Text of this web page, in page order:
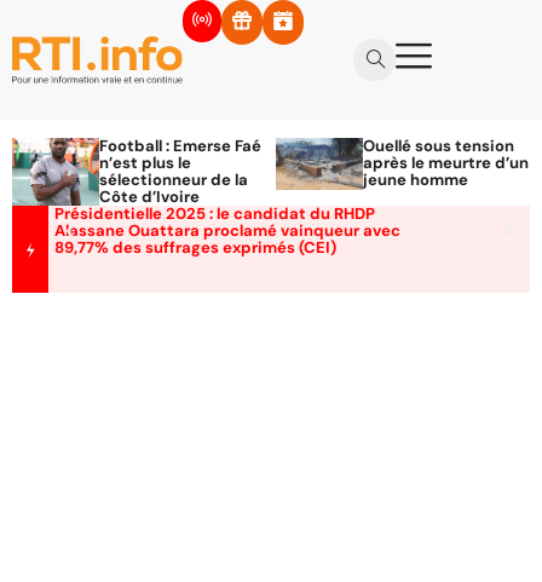
Football : Emerse Faé
n’est plus le
sélectionneur de la
Côte d’Ivoire
Ouellé sous tension
après le meurtre d’un
jeune homme
Présidentielle 2025 : le candidat du RHDP
Alassane Ouattara proclamé vainqueur avec
89,77% des suffrages exprimés (CEI)